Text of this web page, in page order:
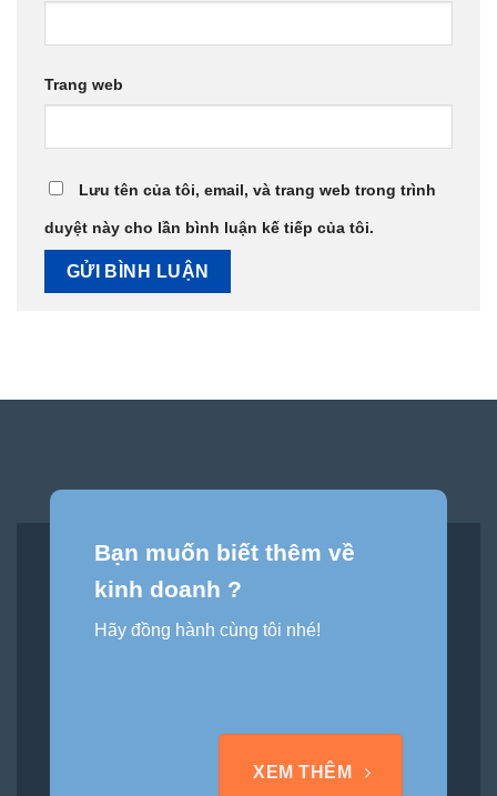
Trang web
Lưu tên của tôi, email, và trang web trong trình
duyệt này cho lần bình luận kế tiếp của tôi.
Bạn muốn biết thêm về
kinh doanh ?
Hãy đồng hành cùng tôi nhé!
XEM THÊM